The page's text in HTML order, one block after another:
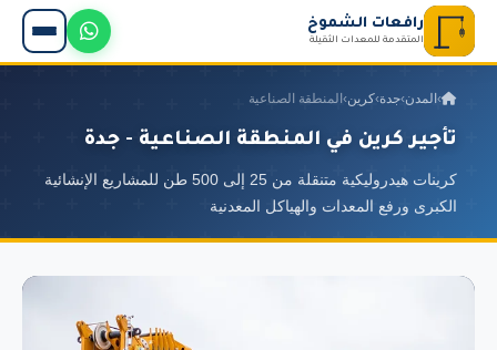
رافعات الشموخ
المتقدمة للمعدات الثقيلة
› المدن›جدة›كرين› المنطقة الصناعية
تأجير كرين في المنطقة الصناعية - جدة
كرينات هيدروليكية متنقلة من 25 إلى 500 طن للمشاريع الإنشائية
الكبرى ورفع المعدات والهياكل المعدنية